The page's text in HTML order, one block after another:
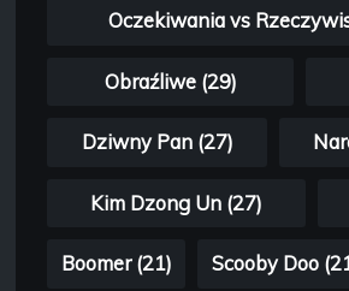
Oczekiwania vs
Obraźliwe (29)
Dziwny Pan (27)
Kim Dzong Un (27)
Boomer (21) Scooby Doo